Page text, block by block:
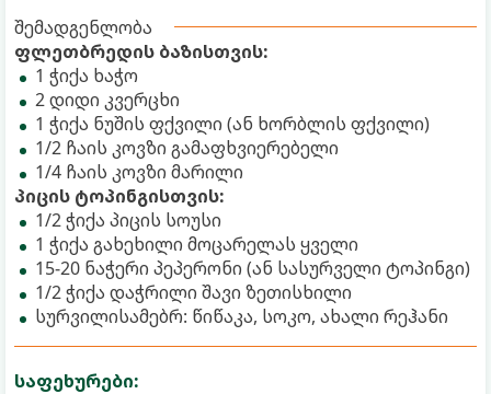
შემადგენლობა
ფლეთბრედის ბაზისთვის:
1 ჭიქა ხაჭო
2 დიდი კვერცხი
1 ჭიქა ნუშის ფქვილი (ან ხორბლის ფქვილი)
1/2 ჩაის კოვზი გამაფხვიერებელი
1/4 ჩაის კოვზი მარილი
პიცის ტოპინგისთვის:
1/2 ჭიქა პიცის სოუსი
1 ჭიქა გახეხილი მოცარელას ყველი
15-20 ნაჭერი პეპერონი (ან სასურველი ტოპინგი)
1/2 ჭიქა დაჭრილი შავი ზეთისხილი
სურვილისამებრ: წიწაკა, სოკო, ახალი რეჰანი
საფეხურები: